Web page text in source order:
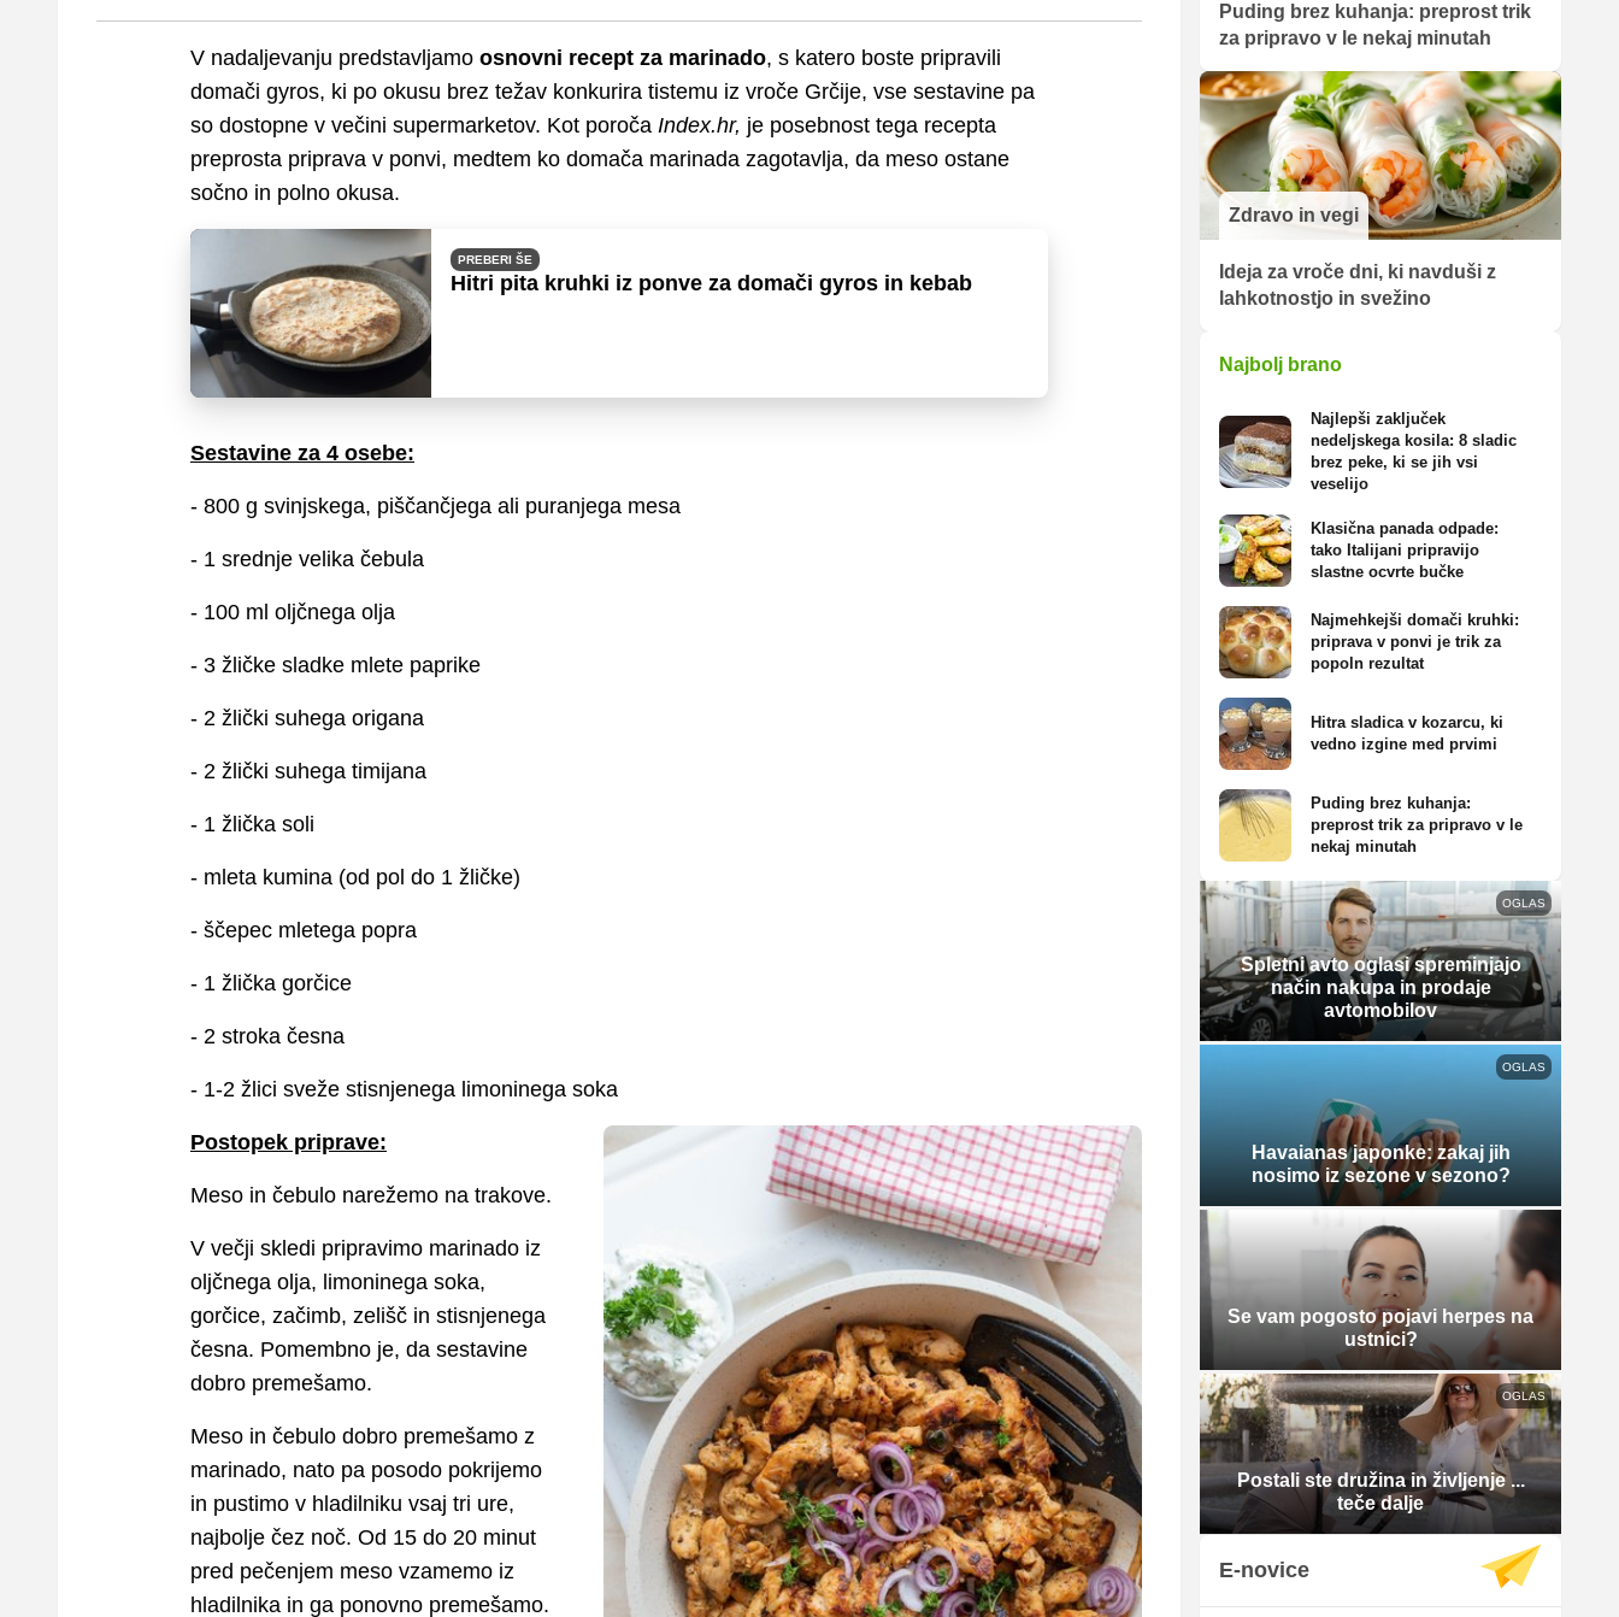
V nadaljevanju predstavljamo osnovni recept za marinado, s katero boste pripravili
domači gyros, ki po okusu brez težav konkurira tistemu iz vroče Grčije, vse sestavine pa
so dostopne v večini supermarketov. Kot poroča Index.hr, je posebnost tega recepta
preprosta priprava v ponvi, medtem ko domača marinada zagotavlja, da meso ostane
sočno in polno okusa.
PREBERI ŠE
Hitri pita kruhki iz ponve za domači gyros in kebab
Sestavine za 4 osebe:
- 800 g svinjskega, piščančjega ali puranjega mesa
- 1 srednje velika čebula
- 100 ml oljčnega olja
- 3 žličke sladke mlete paprike
- 2 žlički suhega origana
- 2 žlički suhega timijana
- 1 žlička soli
- mleta kumina (od pol do 1 žličke)
- ščepec mletega popra
- 1 žlička gorčice
- 2 stroka česna
- 1-2 žlici sveže stisnjenega limoninega soka
Postopek priprave:
Meso in čebulo narežemo na trakove.
V večji skledi pripravimo marinado iz
oljčnega olja, limoninega soka,
gorčice, začimb, zelišč in stisnjenega
česna. Pomembno je, da sestavine
dobro premešamo.
Meso in čebulo dobro premešamo z
marinado, nato pa posodo pokrijemo
in pustimo v hladilniku vsaj tri ure,
najbolje čez noč. Od 15 do 20 minut
pred pečenjem meso vzamemo iz
hladilnika in ga ponovno premešamo.
Puding brez kuhanja: preprost trik
za pripravo v le nekaj minutah
Zdravo in vegi
Ideja za vroče dni, ki navduši z
lahkotnostjo in svežino
Najbolj brano
Najlepši zaključek
nedeljskega kosila: 8 sladic
brez peke, ki se jih vsi
veselijo
Klasična panada odpade:
tako Italijani pripravijo
slastne ocvrte bučke
Najmehkejši domači kruhki:
priprava v ponvi je trik za
popoln rezultat
Hitra sladica v kozarcu, ki
vedno izgine med prvimi
Puding brez kuhanja:
preprost trik za pripravo v le
nekaj minutah
OGLAS
Spletni avto oglasi spreminjajo
način nakupa in prodaje
avtomobilov
OGLAS
Havaianas japonke: zakaj jih
nosimo iz sezone v sezono?
Se vam pogosto pojavi herpes na
ustnici?
OGLAS
Postali ste družina in življenje ...
teče dalje
E-novice